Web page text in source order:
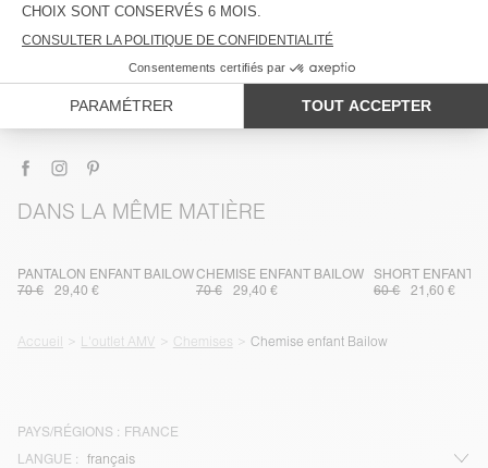
COMPOSITION
ENTRETIEN
TRAÇABILITÉ
DANS LA MÊME MATIÈRE
PANTALON ENFANT BAILOW
70 €
29,40 €
CHEMISE ENFANT BAILOW
70 €
29,40 €
SHORT ENFANT
60 €
21,60 €
Accueil L'outlet AMV Chemises Chemise enfant Bailow
PAYS/RÉGIONS : FRANCE
LANGUE :